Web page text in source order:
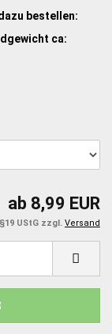
bestellen:
ca:
ab 8,99 EUR
UStG zzgl. Versand